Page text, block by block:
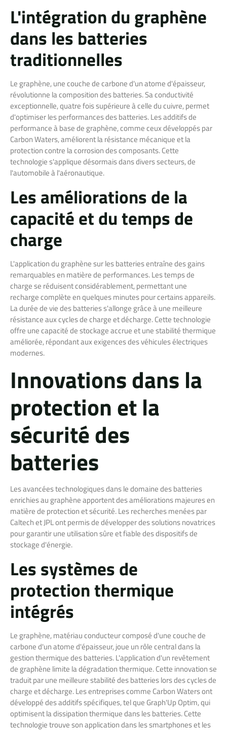
L'intégration du graphène
dans les batteries
traditionnelles
Le graphène, une couche de carbone d'un atome d'épaisseur,
révolutionne la composition des batteries. Sa conductivité
exceptionnelle, quatre fois supérieure à celle du cuivre, permet
d'optimiser les performances des batteries. Les additifs de
performance à base de graphène, comme ceux développés par
Carbon Waters, améliorent la résistance mécanique et la
protection contre la corrosion des composants. Cette
technologie s'applique désormais dans divers secteurs, de
l'automobile à l'aéronautique.
Les améliorations de la
capacité et du temps de
charge
L'application du graphène sur les batteries entraîne des gains
remarquables en matière de performances. Les temps de
charge se réduisent considérablement, permettant une
recharge complète en quelques minutes pour certains appareils.
La durée de vie des batteries s'allonge grâce à une meilleure
résistance aux cycles de charge et décharge. Cette technologie
offre une capacité de stockage accrue et une stabilité thermique
améliorée, répondant aux exigences des véhicules électriques
modernes.
Innovations dans la
protection et la
sécurité des
batteries
Les avancées technologiques dans le domaine des batteries
enrichies au graphène apportent des améliorations majeures en
matière de protection et sécurité. Les recherches menées par
Caltech et JPL ont permis de développer des solutions novatrices
pour garantir une utilisation sûre et fiable des dispositifs de
stockage d'énergie.
Les systèmes de
protection thermique
intégrés
Le graphène, matériau conducteur composé d'une couche de
carbone d'un atome d'épaisseur, joue un rôle central dans la
gestion thermique des batteries. L'application d'un revêtement
de graphène limite la dégradation thermique. Cette innovation se
traduit par une meilleure stabilité des batteries lors des cycles de
charge et décharge. Les entreprises comme Carbon Waters ont
développé des additifs spécifiques, tel que Graph'Up Optim, qui
optimisent la dissipation thermique dans les batteries. Cette
technologie trouve son application dans les smartphones et les